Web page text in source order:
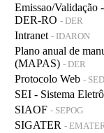
Emissao/Validação
DER-RO - DER
Intranet - IDARON
Plano anual de
(MAPAS) - DER
Protocolo Web -
SEI - Sistema
SIAOF - SEPOG
SIGATER - EMATER